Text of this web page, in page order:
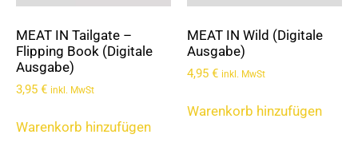
MEAT IN Tailgate –
Flipping Book (Digitale
Ausgabe)
3,95 € inkl. MwSt
Warenkorb hinzufügen
MEAT IN Wild (Digitale
Ausgabe)
4,95 € inkl. MwSt
Warenkorb hinzufügen